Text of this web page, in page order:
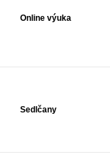
Online výuka
Sedlčany